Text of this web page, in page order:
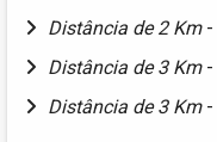
Distância de 2 Km -
Distância de 3 Km -
Distância de 3 Km -